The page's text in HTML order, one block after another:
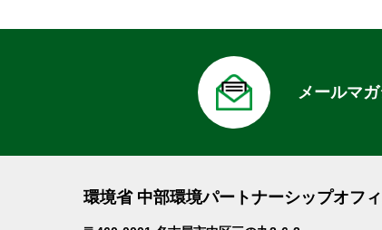
メールマ
環境省 中部環境パートナーシップオフ